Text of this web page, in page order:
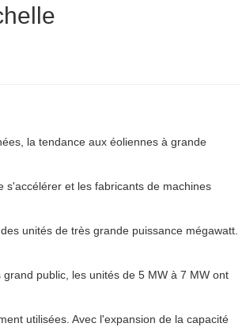
la tendance aux éoliennes à grande
s'accélérer et les fabricants de machines
unités de très grande puissance mégawatt.
grand public, les unités de 5 MW à 7 MW ont
utilisées. Avec l'expansion de la capacité